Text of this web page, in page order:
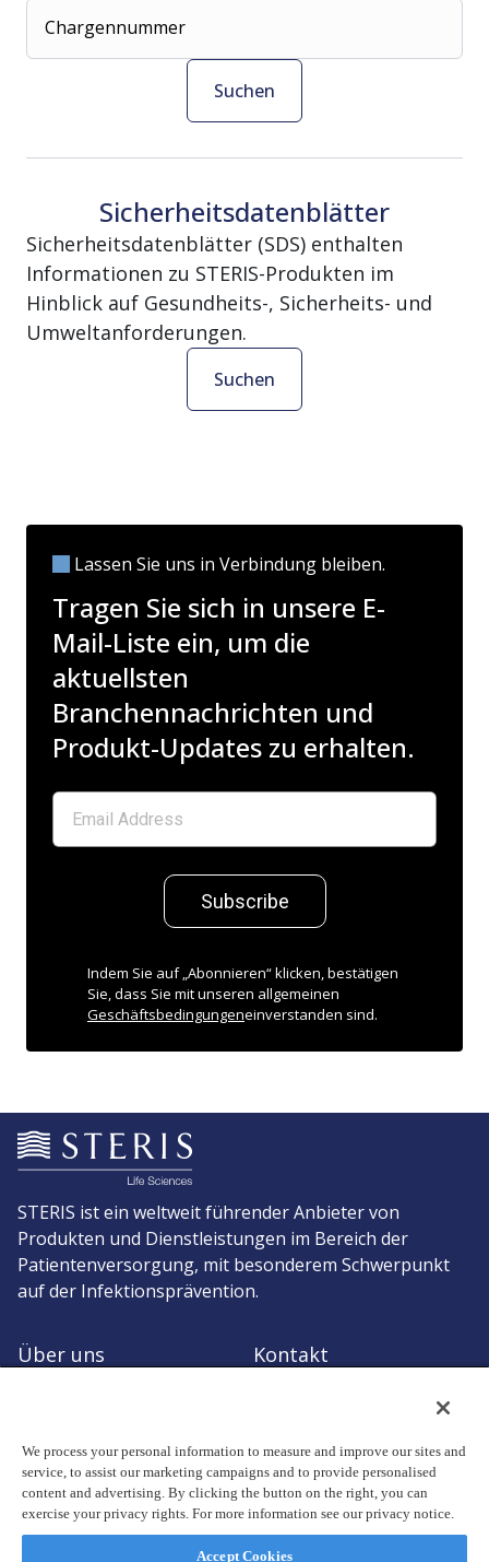
Chargennummer
Suchen
Sicherheitsdatenblätter
Sicherheitsdatenblätter (SDS) enthalten
Informationen zu STERIS-Produkten im
Hinblick auf Gesundheits-, Sicherheits- und
Umweltanforderungen.
Suchen
Lassen Sie uns in Verbindung bleiben.
Tragen Sie sich in unsere E-
Mail-Liste ein, um die
aktuellsten
Branchennachrichten und
Produkt-Updates zu erhalten.
Subscribe
Indem Sie auf „Abonnieren“ klicken, bestätigen
Sie, dass Sie mit unseren allgemeinen
Geschäftsbedingungeneinverstanden sind.
STERIS ist ein weltweit führender Anbieter von
Produkten und Dienstleistungen im Bereich der
Patientenversorgung, mit besonderem Schwerpunkt
auf der Infektionsprävention.
Über uns
Kontakt
© Copyright 2026, STERIS plc. Alle Rechte vorbehalten.
Geschäftssitz: 70 Sir John Rogerson's Quay, Dublin 2 Ireland
We process your personal information to measure and improve our sites and
service, to assist our marketing campaigns and to provide personalised
content and advertising. By clicking the button on the right, you can
exercise your privacy rights. For more information see our privacy notice.
Accept Cookies